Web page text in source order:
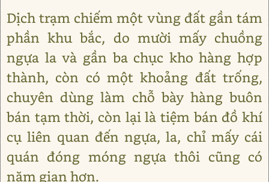
Dịch trạm chiếm một vùng đất gần tám
phần khu bắc, do mười mấy chuồng
ngựa la và gần ba chục kho hàng hợp
thành, còn có một khoảng đất trống,
chuyên dùng làm chỗ bày hàng buôn
bán tạm thời, còn lại là tiệm bán đồ khí
cụ liên quan đến ngựa, la, chỉ mấy cái
quán đóng móng ngựa thôi cũng có
năm gian hơn.